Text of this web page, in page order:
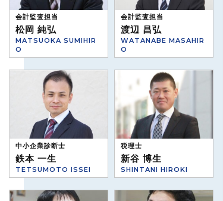
会計監査担当
松岡 純弘
MATSUOKA SUMIHIR
O
会計監査担当
渡辺 昌弘
WATANABE MASAHIR
O
中小企業診断士
鉄本 一生
TETSUMOTO ISSEI
税理士
新谷 博生
SHINTANI HIROKI